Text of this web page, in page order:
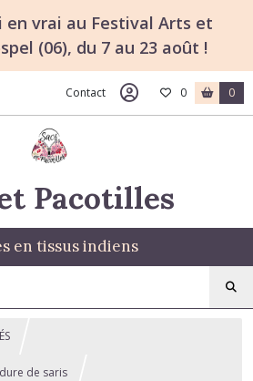
en vrai au Festival Arts et
(06), du 7 au 23 août !
Contact 0 0
Pacotilles
en tissus indiens
de saris